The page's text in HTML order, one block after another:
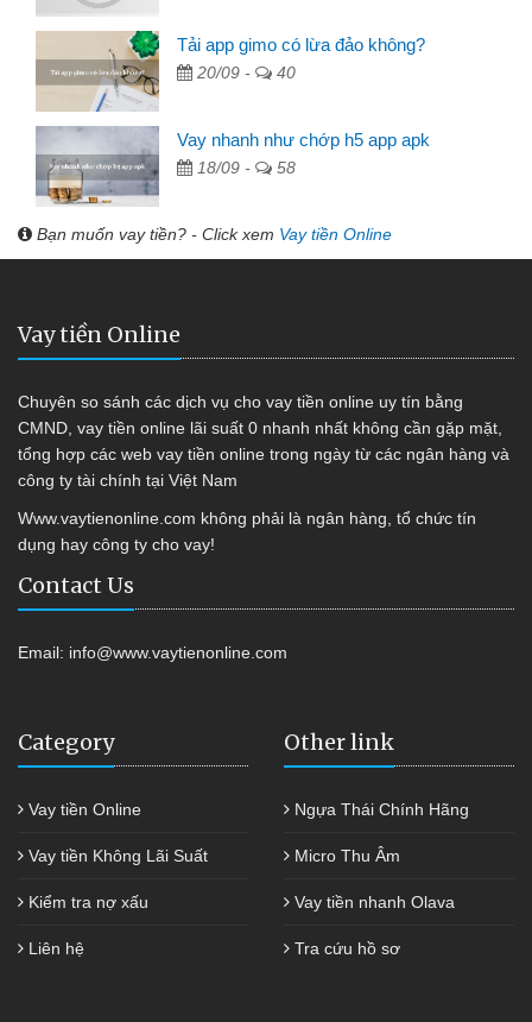
Tải app gimo có lừa đảo không?
20/09 - 40
Vay nhanh như chớp h5 app apk
18/09 - 58
Bạn muốn vay tiền? - Click xem Vay tiền Online
Vay tiền Online
Chuyên so sánh các dịch vụ cho vay tiền online uy tín bằng
CMND, vay tiền online lãi suất 0 nhanh nhất không cần gặp mặt,
tổng hợp các web vay tiền online trong ngày từ các ngân hàng và
công ty tài chính tại Việt Nam
Www.vaytienonline.com không phải là ngân hàng, tổ chức tín
dụng hay công ty cho vay!
Contact Us
Email: info@www.vaytienonline.com
Category
Vay tiền Online
Vay tiền Không Lãi Suất
Kiểm tra nợ xấu
Liên hệ
Other link
Ngựa Thái Chính Hãng
Micro Thu Âm
Vay tiền nhanh Olava
Tra cứu hồ sơ